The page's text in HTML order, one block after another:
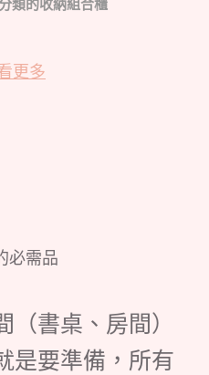
類的收納組合櫃
更多
必需品
書桌、房間）
是要準備，所有